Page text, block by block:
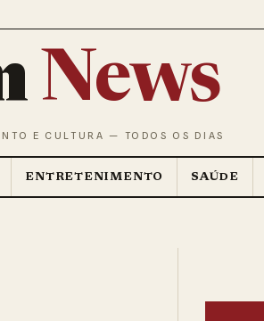
News
E CULTURA — TODOS OS DIAS
ENTRETENIMENTO SAÚDE